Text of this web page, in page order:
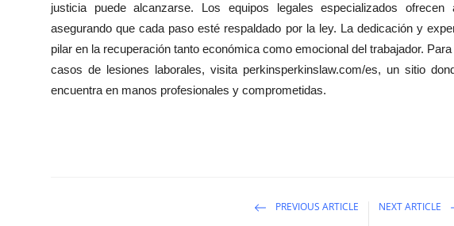
justicia puede alcanzarse. Los equipos legales especializados ofrecen
asegurando que cada paso esté respaldado por la ley. La dedicación y
pilar en la recuperación tanto económica como emocional del trabajador.
casos de lesiones laborales, visita perkinsperkinslaw.com/es, un sitio
encuentra en manos profesionales y comprometidas.
PREVIOUS ARTICLE NEXT ARTICLE